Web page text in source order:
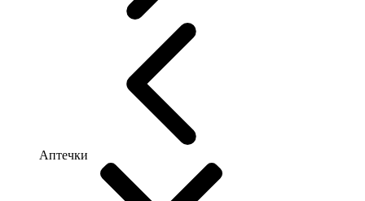
Аптечки